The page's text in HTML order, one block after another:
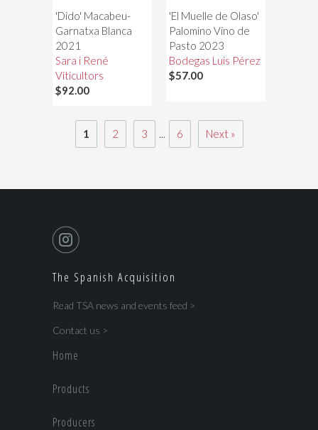
'Dido' Macabeu-
Garnatxa Blanca
2021
Sara i René
Viticultors
$92.00
'El Muelle de Olaso'
Palomino Vino de
Pasto 2023
Bodegas Luis Pérez
$57.00
1 2 3 ... 6 Next »
The Spanish Acquisition
Read TSA news and events feed >
Contact us >
Home
Products
Producers